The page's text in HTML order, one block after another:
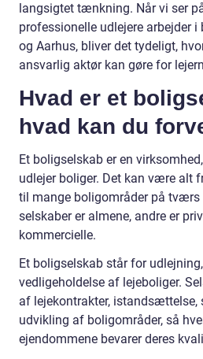
langsigtet tænkning. Når vi ser
professionelle udlejere arbejder i
og Aarhus, bliver det tydeligt,
ansvarlig aktør kan gøre for
Hvad er et
hvad kan du
Et boligselskab er en
udlejer boliger. Det kan være alt
til mange boligområder på tværs
selskaber er almene, andre er
kommercielle.
Et boligselskab står for
vedligeholdelse af lejeboliger.
af lejekontrakter, istandsættelse,
udvikling af boligområder, så
ejendommene bevarer deres